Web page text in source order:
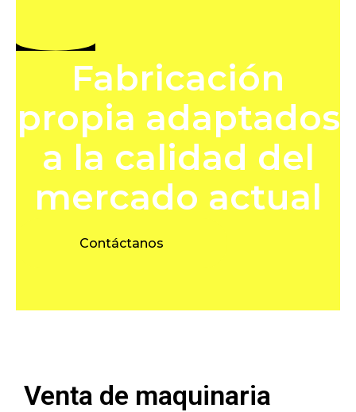
Fabricación
propia adaptados
a la calidad del
mercado actual
Contáctanos
Venta de maquinaria